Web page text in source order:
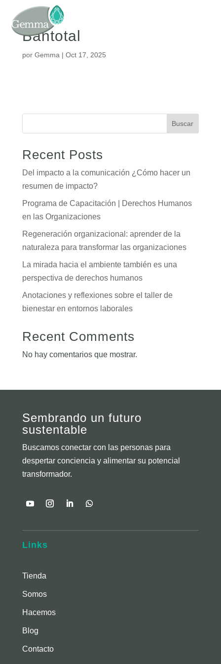
Bantotal
por Gemma | Oct 17, 2025
Buscar
Recent Posts
Del impacto a la comunicación ¿Cómo hacer un
resumen de impacto?
Programa de Capacitación | Derechos Humanos
en las Organizaciones
Regeneración organizacional: aprender de la
naturaleza para transformar las organizaciones
La mirada hacia el ambiente también es una
perspectiva de derechos humanos
Anotaciones y reflexiones sobre el taller de
bienestar en entornos laborales
Recent Comments
No hay comentarios que mostrar.
Sembrando un futuro
sustentable
Buscamos conectar con las personas para
despertar conciencia y alimentar su potencial
transformador.
Links
Tienda
Somos
Hacemos
Blog
Contacto